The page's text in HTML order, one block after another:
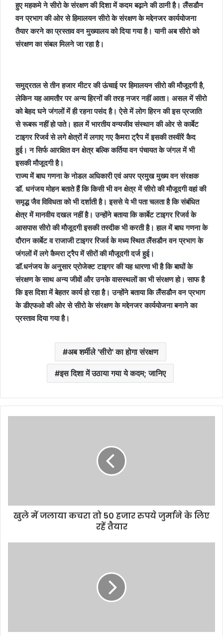
हुए महकमे ने सीरो के संरक्षण की दिशा में कदम बढ़ाने की ठानी है। लैंसडौन
वन प्रभाग की ओर से हिमालयन सीरो के संरक्षण के मद्देनजर कार्ययोजना
तैयार करने का प्रस्ताव वन मुख्यालय को दिया गया है। यानी अब सीरो को
संरक्षण का संबल मिलने जा रहा है।
समुद्रतल से तीन हजार मीटर की ऊंचाई पर हिमालयन सीरो की मौजूदगी है,
लेकिन यह आमतौर पर अन्य हिरनों की तरह नजर नहीं आता। असल में सीरो
को बेहद घने जंगलों में ही रहना पसंद है। ऐसे में लोग हिरन की इस प्रजाति
से रूबरू नहीं हो पाते। हाल में भारतीय वन्यजीव संस्थान की ओर से कार्बेट
टाइगर रिजर्व से लगे क्षेत्रों में लगाए गए कैमरा ट्रैप में इसकी तस्वीरें कैद
हुई। न सिर्फ आरक्षित वन क्षेत्र बल्कि कर्तिया वन पंचायत के जंगल में भी
इसकी मौजूदगी है।
राज्य में बाघ गणना के नोडल अधिकारी एवं अपर प्रमुख मुख्य वन संरक्षक
डॉ. धनंजय मोहन बताते हैं कि किसी भी वन क्षेत्र में सीरो की मौजूदगी वहां की
समृद्ध जैव विविधता को भी दर्शाती है। इससे ये भी पता चलता है कि संबंधित
क्षेत्र में मानवीय दखल नहीं है। उन्होंने बताया कि कार्बेट टाइगर रिजर्व के
आसपास सीरो की मौजूदगी इसकी तस्दीक भी करती है। हाल में बाघ गणना के
दौरान कार्बेट व राजाजी टाइगर रिजर्व के मध्य स्थित लैंसडौन वन प्रभाग के
जंगलों में लगे कैमरा ट्रैप में सीरों की मौजूदगी दर्ज हुई।
डॉ.धनंजय के अनुसार प्रोजेक्ट टाइगर की यह धारणा भी है कि बाघों के
संरक्षण के साथ अन्य जीवों और उनके वासस्थलों का भी संरक्षण हो। साफ है
कि इस दिशा में बेहतर कार्य हो रहा है। उन्होंने बताया कि लैंसडौन वन प्रभाग
के डीएफओ की ओर से सीरो के संरक्षण के मद्देनजर कार्ययोजना बनाने का
प्रस्ताव दिया गया है।
अब शर्मीले 'सीरो' का होगा संरक्षण
इस दिशा में उठाया गया ये कदम; जानिए
खुले में जलाया कचरा तो 50 हजार रुपये जुर्माने के लिए
रहें तैयार